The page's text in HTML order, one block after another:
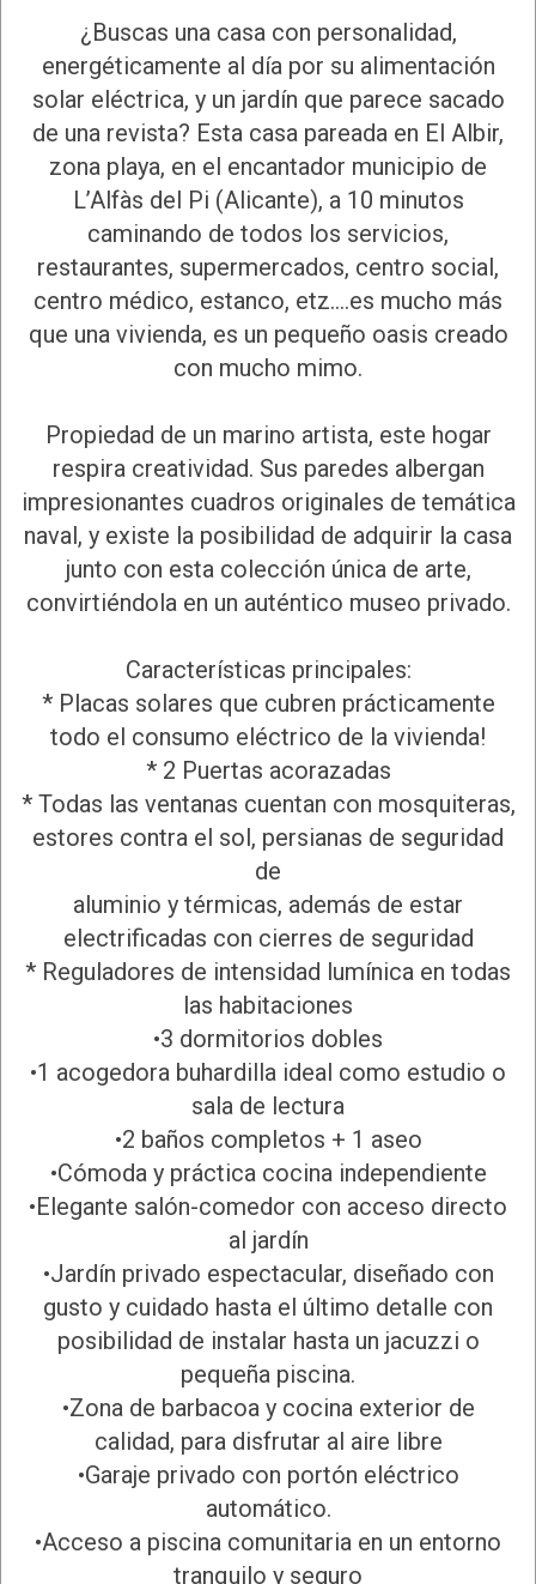
¿Buscas una casa con personalidad,
energéticamente al día por su alimentación
solar eléctrica, y un jardín que parece sacado
de una revista? Esta casa pareada en El Albir,
zona playa, en el encantador municipio de
L’Alfàs del Pi (Alicante), a 10 minutos
caminando de todos los servicios,
restaurantes, supermercados, centro social,
centro médico, estanco, etz....es mucho más
que una vivienda, es un pequeño oasis creado
con mucho mimo.
Propiedad de un marino artista, este hogar
respira creatividad. Sus paredes albergan
impresionantes cuadros originales de temática
naval, y existe la posibilidad de adquirir la casa
junto con esta colección única de arte,
convirtiéndola en un auténtico museo privado.
Características principales:
* Placas solares que cubren prácticamente
todo el consumo eléctrico de la vivienda!
* 2 Puertas acorazadas
* Todas las ventanas cuentan con mosquiteras,
estores contra el sol, persianas de seguridad
de
aluminio y térmicas, además de estar
electrificadas con cierres de seguridad
* Reguladores de intensidad lumínica en todas
las habitaciones
•3 dormitorios dobles
•1 acogedora buhardilla ideal como estudio o
sala de lectura
•2 baños completos + 1 aseo
•Cómoda y práctica cocina independiente
•Elegante salón-comedor con acceso directo
al jardín
•Jardín privado espectacular, diseñado con
gusto y cuidado hasta el último detalle con
posibilidad de instalar hasta un jacuzzi o
pequeña piscina.
•Zona de barbacoa y cocina exterior de
calidad, para disfrutar al aire libre
•Garaje privado con portón eléctrico
automático.
•Acceso a piscina comunitaria en un entorno
tranquilo y seguro